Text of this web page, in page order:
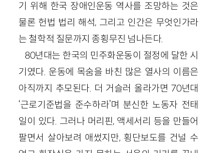
기 위해 한국 장애인운동 역사를 조망하는 것은
물론 헌법 법리 해석, 그리고 인간은 무엇인가라
는 철학적 질문까지 종횡무진 넘나든다.
80년대는 한국의 민주화운동이 절정에 달한 시
기였다. 운동에 목숨을 바친 많은 열사의 이름은
아직까지 추모된다. 더 거슬러 올라가면 70년대
‘근로기준법을 준수하라’며 분신한 노동자 전태
일이 있다. 그러나 머리핀, 액세서리 등을 만들어
팔면서 살아보려 애썼지만, 횡단보도를 건널 수